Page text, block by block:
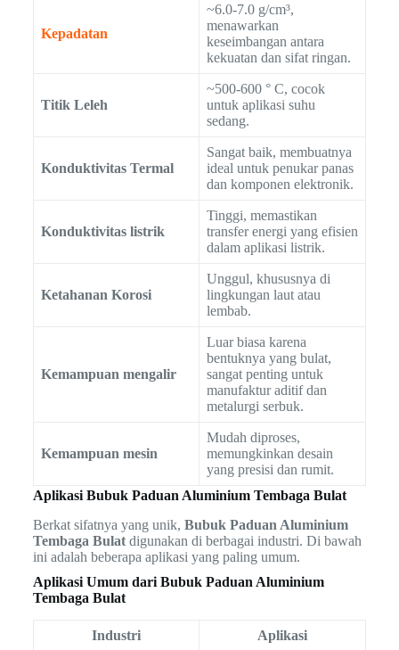
Kepadatan
~6.0-7.0 g/cm³,
menawarkan
keseimbangan antara
kekuatan dan sifat ringan.
Titik Leleh
~500-600 ° C, cocok
untuk aplikasi suhu
sedang.
Konduktivitas Termal
Sangat baik, membuatnya
ideal untuk penukar panas
dan komponen elektronik.
Konduktivitas listrik
Tinggi, memastikan
transfer energi yang efisien
dalam aplikasi listrik.
Ketahanan Korosi
Unggul, khususnya di
lingkungan laut atau
lembab.
Kemampuan mengalir
Luar biasa karena
bentuknya yang bulat,
sangat penting untuk
manufaktur aditif dan
metalurgi serbuk.
Kemampuan mesin
Mudah diproses,
memungkinkan desain
yang presisi dan rumit.
Aplikasi Bubuk Paduan Aluminium Tembaga Bulat
Berkat sifatnya yang unik, Bubuk Paduan Aluminium
Tembaga Bulatdigunakan di berbagai industri. Di bawah
ini adalah beberapa aplikasi yang paling umum.
Aplikasi Umum dari Bubuk Paduan Aluminium
Tembaga Bulat
Industri Aplikasi